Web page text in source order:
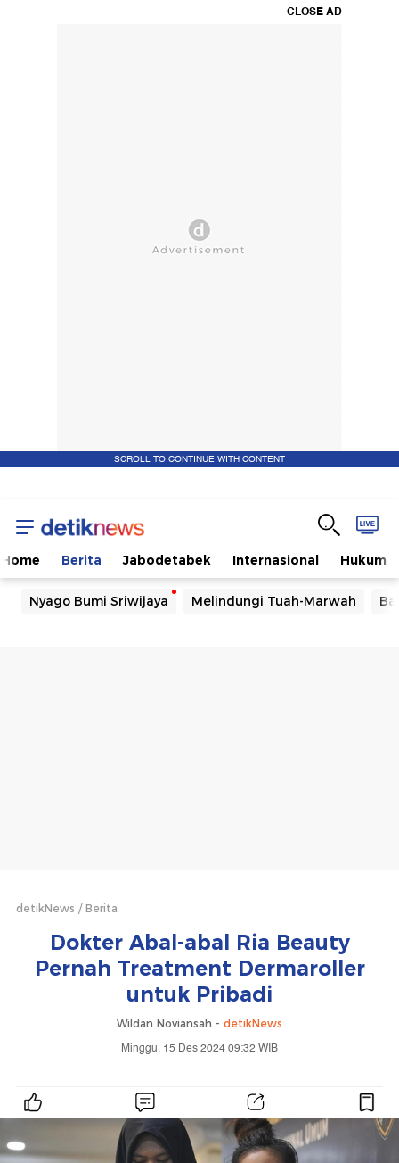
CLOSE AD
SCROLL TO CONTINUE WITH CONTENT
Home Berita Jabodetabek Internasional Hukum
Nyago Bumi Sriwijaya Melindungi Tuah-Marwah
detikNews Berita
Dokter Abal-abal Ria Beauty
Pernah Treatment Dermaroller
untuk Pribadi
Wildan Noviansah - detikNews
Minggu, 15 Des 2024 09:32 WIB